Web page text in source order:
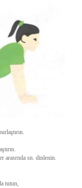
arasrnda sn. dinlenin.
tutun,